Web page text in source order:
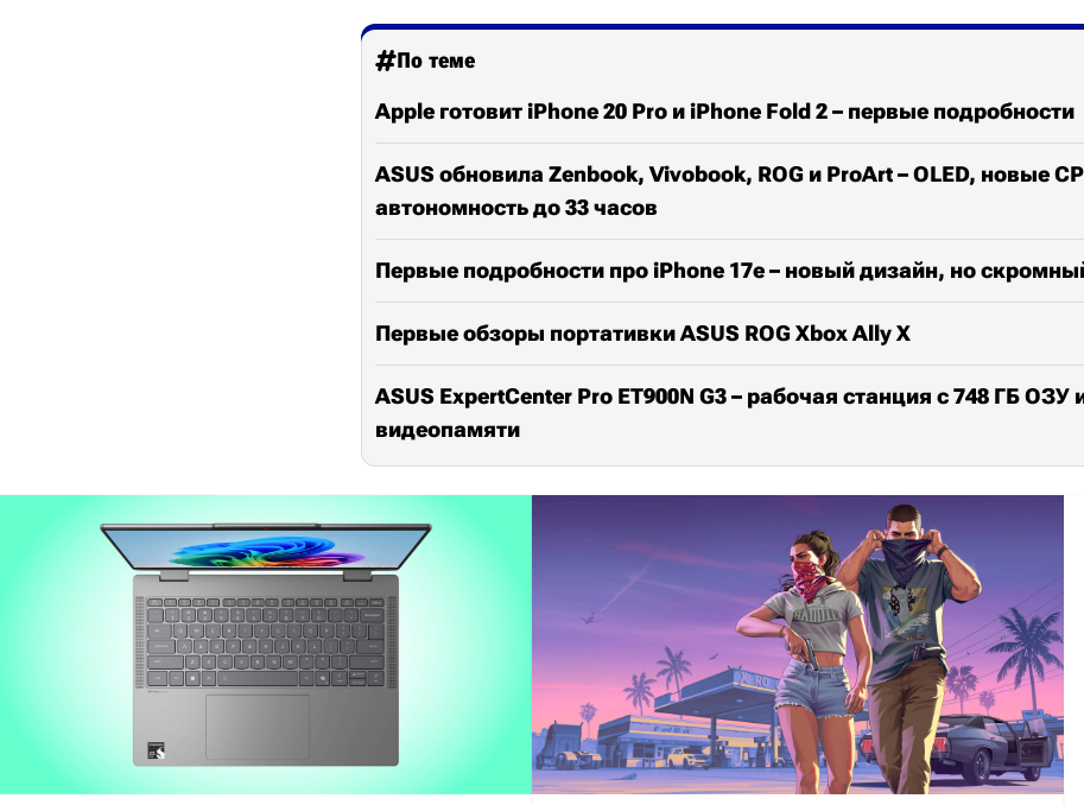
По теме
Apple готовит iPhone 20 Pro и iPhone Fold 2 – первые подробности
ASUS обновила Zenbook, Vivobook, ROG и ProArt – OLED, новые
автономность до 33 часов
Первые подробности про iPhone 17e – новый дизайн, но
Первые обзоры портативки ASUS ROG Xbox Ally X
ASUS ExpertCenter Pro ET900N G3 – рабочая станция с 748 ГБ ОЗУ
видеопамяти